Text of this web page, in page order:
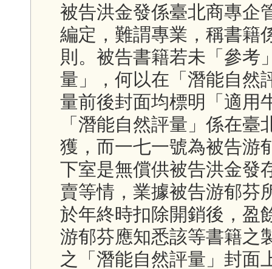
被告洪金發係臺北商專企
編定，難謂專業，稱書籍
則。被告書籍若未「參考
量」，何以在「潛能自然
量前後封面均標明「適用
「潛能自然評量」係在
獲，而一七一號為被告游
下室是無償供被告洪金發
賣等情，業據被告游郁芬
於年終時扣除開銷後，盈
游郁芬應知悉該等書籍之
之「潛能自然評量」封